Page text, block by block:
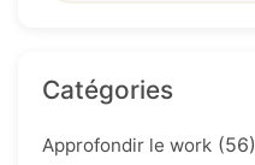
Catégories
Approfondir le work (56)